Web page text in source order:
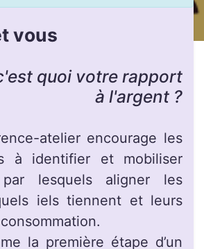
vous
quoi votre rapport
à l'argent ?
atelier encourage les
à identifier et mobiliser
lesquels aligner les
iels tiennent et leurs
la première étape d’un